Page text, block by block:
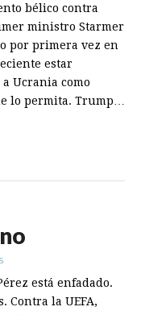
bélico contra
ministro Starmer
por primera vez en
estar
Ucrania como
lo permita. Trump…
está enfadado.
Contra la UEFA,